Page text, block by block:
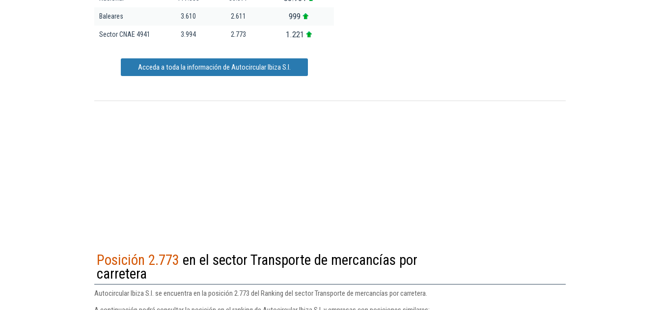
Baleares 3.610 2.611 999
Sector CNAE 4941 3.994 2.773 1.221
Acceda a toda la información de Autocircular Ibiza S.l.
Posición 2.773 en el sector Transporte de mercancías por
carretera
Autocircular Ibiza S.l. se encuentra en la posición 2.773 del Ranking del sector Transporte de mercancías por carretera.